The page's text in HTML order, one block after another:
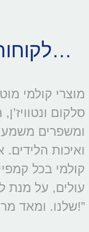
לקוחות אומרים עלינו…
ומשפרים
ואיכות
קולמי בכל
עולים, על מנת
שלנו. ומאד מרוצים מהתוצאות ומהשרות!”